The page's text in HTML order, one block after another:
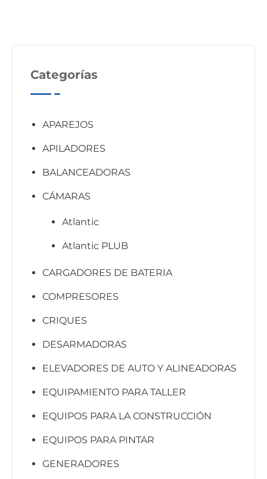
Categorías
APAREJOS
APILADORES
BALANCEADORAS
CÁMARAS
Atlantic
Atlantic PLUB
CARGADORES DE BATERIA
COMPRESORES
CRIQUES
DESARMADORAS
ELEVADORES DE AUTO Y ALINEADORAS
EQUIPAMIENTO PARA TALLER
EQUIPOS PARA LA CONSTRUCCIÓN
EQUIPOS PARA PINTAR
GENERADORES